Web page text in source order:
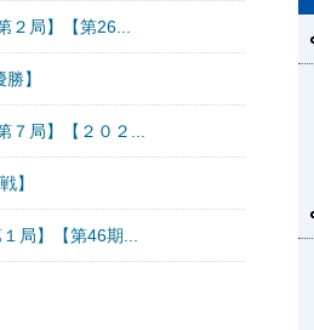
局】【第26...
】
局】【２０２...
】
局】【第46期...